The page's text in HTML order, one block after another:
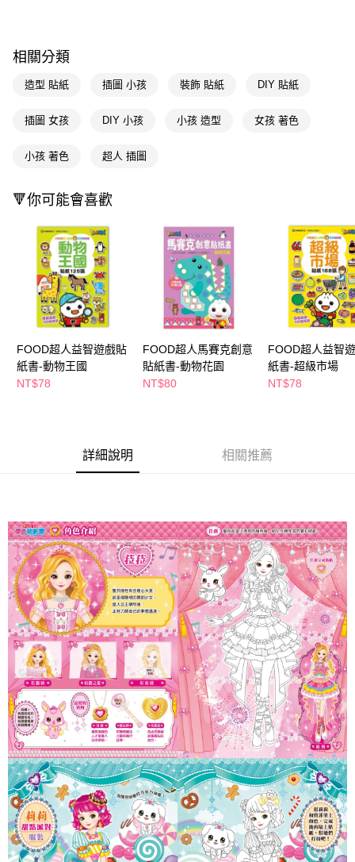
請求用戶進行身份認證。
恩沛科技股份有限公司將有權停止該用戶之使用額度並採取法律行動。
付款後寶雅門市自取(由倉庫統一出貨)
相關分類
造型 貼紙 插圖 小孩 裝飾 貼紙 DIY 貼紙
插圖 女孩 DIY 小孩 小孩 造型 女孩 著色
小孩 著色 超人 插圖
🔻你可能會喜歡
FOOD超人益智遊戲貼
紙書-動物王國
NT$78
FOOD超人馬賽克創意
貼紙書-動物花園
NT$80
FOOD超人益智
紙書-超級市場
NT$78
詳細說明 相關推薦